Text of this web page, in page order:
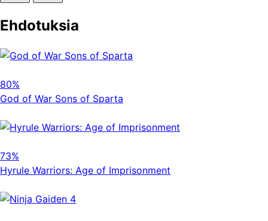
Ehdotuksia
80%
God of War Sons of Sparta
73%
Hyrule Warriors: Age of Imprisonment